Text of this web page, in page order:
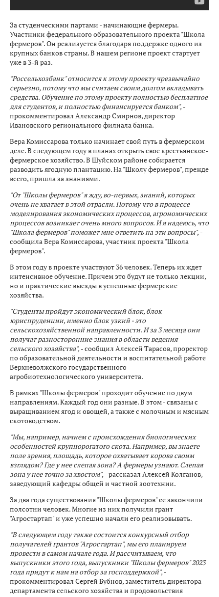
За студенческими партами - начинающие фермеры.
Участники федерального образовательного проекта "Школа
фермеров". Он реализуется благодаря поддержке одного из
крупных банков страны. В нашем регионе проект стартует
уже в 3-й раз.
"Россельхозбанк" относится к этому проекту чрезвычайно
серьезно, потому что мы считаем своим долгом вкладывать
средства. Обучение по этому проекту полностью бесплатное
для студентов, и полностью финансируется банком", -
прокомментировал Александр Смирнов, директор
Ивановского регионального филиала банка.
Вера Комиссарова только начинает свой путь в фермерском
деле. В следующем году в планах открыть свое крестьянское-
фермерское хозяйство. В Шуйском районе собирается
разводить ягодную плантацию. На "Школу фермеров", прежде
всего, пришла за знаниями.
"От "Школы фермеров" я жду, во-первых, знаний, которых
очень не хватает в этой отрасли. Потому что в процессе
моделирования экономических процессов, агрономических
процессов возникает очень много вопросов. И я надеюсь, что
"Школа фермеров" поможет мне ответить на эти вопросы", -
сообщила Вера Комиссарова, участник проекта "Школа
фермеров".
В этом году в проекте участвуют 36 человек. Теперь их ждет
интенсивное обучение. Причем это будут не только лекции,
но и практические выезды в успешные фермерские
хозяйства.
"Студенты пройдут экономический блок, блок
юриспруденции, именно блок узкий - это
сельскохозяйственной направленности. И за 3 месяца они
получат разносторонние знания в области ведения
сельского хозяйства", - сообщил Алексей Тарасов, проректор
по образовательной деятельности и воспитательной работе
Верхневолжского государственного
агробиотехнологического университета.
В рамках "Школы фермеров" проходит обучение по двум
направлениям. Каждый год они разные. В этом - связаны с
выращиванием ягод и овощей, а также с молочным и мясным
скотоводством.
"Мы, например, начнем с происхождения биологических
особенностей крупнорогатого скота. Например, вы знаете
поле зрения, площадь, которое охватывает корова своим
взглядом? Где у нее слепая зона? А фермеры узнают. Слепая
зона у нее точно за хвостом", - рассказал Алексей Колганов,
заведующий кафедры общей и частной зоотехнии.
За два года существования "Школы фермеров" ее закончили
полсотни человек. Многие из них получили грант
"Агростартап" и уже успешно начали его реализовывать.
"В следующем году также состоится конкурсный отбор
получателей грантов "Агростартап", мы его планируем
провести в самом начале года. И рассчитываем, что
выпускники этого года, выпускники "Школы фермеров" 2023
года придут к нам на отбор за господдержкой", -
прокомментировал Сергей Бубнов, заместитель директора
департамента сельского хозяйства и продовольствия